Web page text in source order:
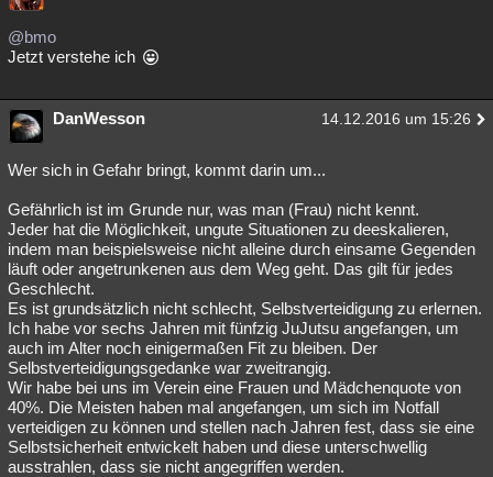
@bmo
Jetzt verstehe ich
DanWesson 14.12.2016 um 15:26
Wer sich in Gefahr bringt, kommt darin um...
Gefährlich ist im Grunde nur, was man (Frau) nicht kennt.
Jeder hat die Möglichkeit, ungute Situationen zu deeskalieren,
indem man beispielsweise nicht alleine durch einsame Gegenden
läuft oder angetrunkenen aus dem Weg geht. Das gilt für jedes
Geschlecht.
Es ist grundsätzlich nicht schlecht, Selbstverteidigung zu erlernen.
Ich habe vor sechs Jahren mit fünfzig JuJutsu angefangen, um
auch im Alter noch einigermaßen Fit zu bleiben. Der
Selbstverteidigungsgedanke war zweitrangig.
Wir habe bei uns im Verein eine Frauen und Mädchenquote von
40%. Die Meisten haben mal angefangen, um sich im Notfall
verteidigen zu können und stellen nach Jahren fest, dass sie eine
Selbstsicherheit entwickelt haben und diese unterschwellig
ausstrahlen, dass sie nicht angegriffen werden.